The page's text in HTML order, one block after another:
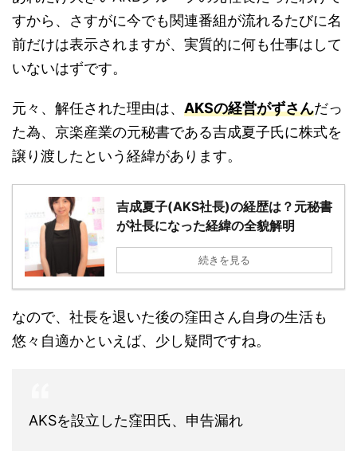
すから、さすがに今でも関連番組が流れるたびに名
前だけは表示されますが、実質的に何も仕事はして
いないはずです。
元々、解任された理由は、 AKSの経営がずさんだっ
た為、京楽産業の元秘書である吉成夏子氏に株式を
譲り渡したという経緯があります。
吉成夏子(AKS社長)の経歴は？元秘書
が社長になった経緯の全貌解明
続きを見る
なので、社長を退いた後の窪田さん自身の生活も
悠々自適かといえば、少し疑問ですね。
AKSを設立した窪田氏、申告漏れ